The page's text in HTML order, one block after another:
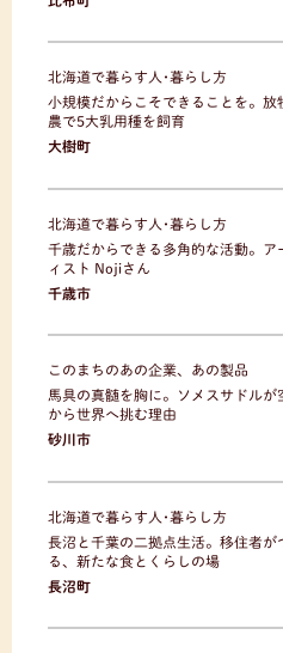
北海道で暮らす人･暮らし方
小規模だからこそできることを。放
農で5大乳用種を飼育
大樹町
北海道で暮らす人･暮らし方
千歳だからできる多角的な活動。ア
ィスト Nojiさん
千歳市
このまちのあの企業、あの製品
馬具の真髄を胸に。ソメスサドルが
から世界へ挑む理由
砂川市
北海道で暮らす人･暮らし方
長沼と千葉の二拠点生活。移住者が
る、新たな食とくらしの場
長沼町